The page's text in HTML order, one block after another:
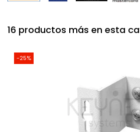
16 productos más en esta
-25%